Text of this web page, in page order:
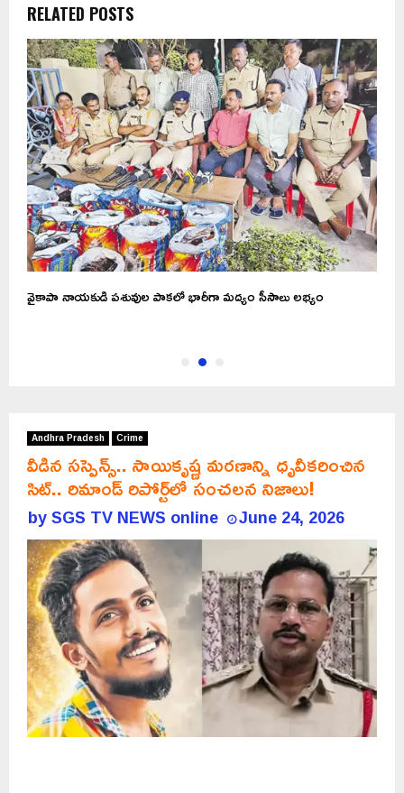
RELATED POSTS
వైకాపా నాయకుడి పశువుల పాకలో భారీగా మద్యం సీసాలు లభ్యం
Andhra Pradesh Crime
వీడిన సస్పెన్స్.. సాయికృష్ణ మరణాన్ని ధృవీకరించిన
సిట్.. రిమాండ్‌ రిపోర్ట్‌లో సంచలన నిజాలు!
bySGS TV NEWS online June 24, 2026